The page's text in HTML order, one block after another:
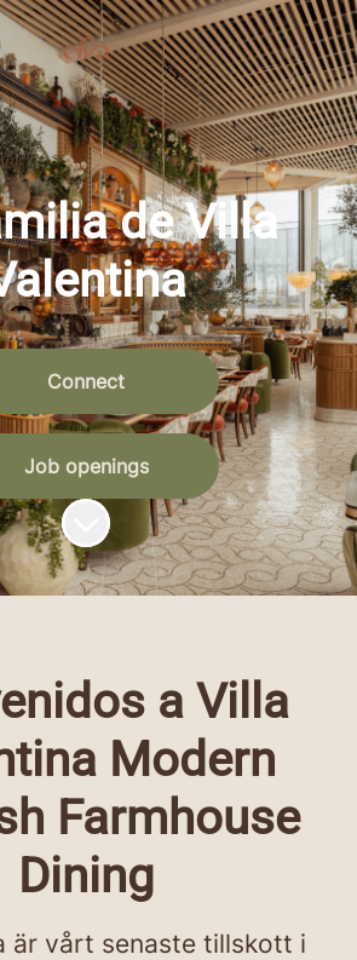
de Villa
Connect
Job openings
Scroll to content
a Villa
Modern
Farmhouse
Dining
är vårt senaste tillskott i